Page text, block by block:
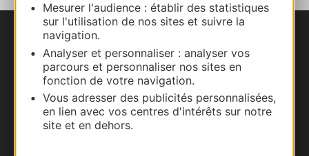
Mesurer l'audience : établir des statistiques
sur l'utilisation de nos sites et suivre la
navigation.
Analyser et personnaliser : analyser vos
parcours et personnaliser nos sites en
fonction de votre navigation.
Vous adresser des publicités personnalisées,
en lien avec vos centres d'intérêts sur notre
site et en dehors.
Nous contacter
Carte interactive
Documentation